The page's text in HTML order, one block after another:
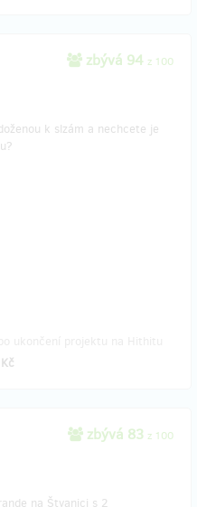
zbývá 94 z 100
k slzám a nechcete je
zbývá 83 z 100
na Štvanici s 2